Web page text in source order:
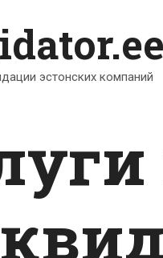
эстонских компаний